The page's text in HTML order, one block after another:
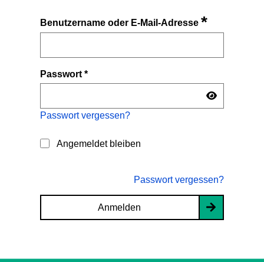
Benutzername oder E-Mail-Adresse*
Passwort*
Passwort vergessen?
Angemeldet bleiben
Passwort vergessen?
Anmelden